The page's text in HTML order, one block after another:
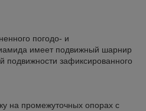
погодо- и
имеет подвижный шарнир
подвижности зафиксированного
на промежуточных опорах с